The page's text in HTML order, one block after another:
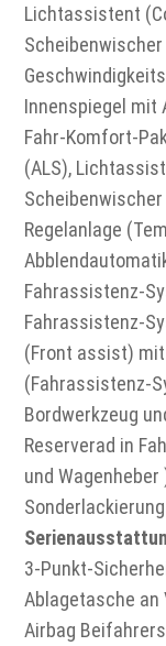
Lichtassistent
Innenspiegel mit
Fahr-Komfort-
(ALS),
Regelanlage
Fahrassistenz-
Fahrassistenz-
(Front assist)
(Fahrassistenz-
Bordwerkzeug
Reserverad in
und Wagenheber
3-Punkt-
Ablagetasche
Airbag